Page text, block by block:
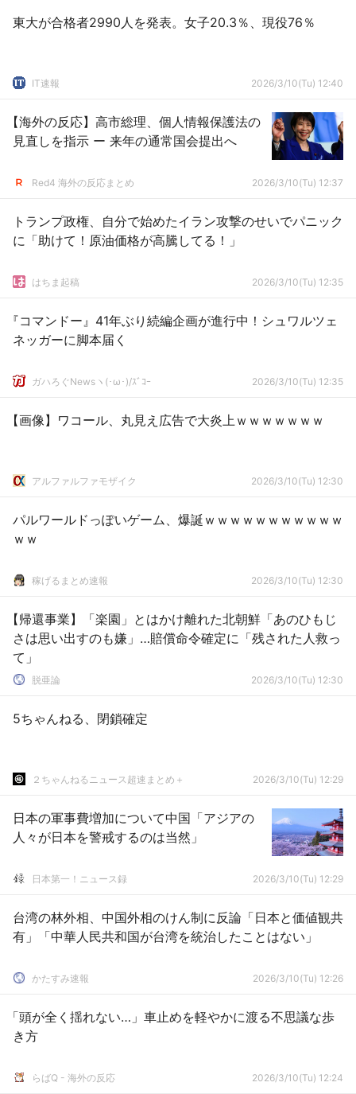
東大が合格者2990人を発表。女子20.3％、現役76％
IT速報 2026/3/10(Tu) 12:40
【海外の反応】高市総理、個人情報保護法の
見直しを指示 ー 来年の通常国会提出へ
Red4 海外の反応まとめ 2026/3/10(Tu) 12:37
トランプ政権、自分で始めたイラン攻撃のせいでパニック
に「助けて！原油価格が高騰してる！」
はちま起稿 2026/3/10(Tu) 12:35
『コマンドー』41年ぶり続編企画が進行中！シュワルツェ
ネッガーに脚本届く
ガハろぐNewsヽ(･ω･)/ｽﾞｺｰ 2026/3/10(Tu) 12:35
【画像】ワコール、丸見え広告で大炎上ｗｗｗｗｗｗｗ
アルファルファモザイク 2026/3/10(Tu) 12:30
パルワールドっぽいゲーム、爆誕ｗｗｗｗｗｗｗｗｗｗｗ
ｗｗ
稼げるまとめ速報 2026/3/10(Tu) 12:30
【帰還事業】「楽園」とはかけ離れた北朝鮮「あのひもじ
さは思い出すのも嫌」…賠償命令確定に「残された人救っ
て」
脱亜論 2026/3/10(Tu) 12:30
5ちゃんねる、閉鎖確定
２ちゃんねるニュース超速まとめ＋ 2026/3/10(Tu) 12:29
日本の軍事費増加について中国「アジアの
人々が日本を警戒するのは当然」
日本第一！ニュース録 2026/3/10(Tu) 12:29
台湾の林外相、中国外相のけん制に反論「日本と価値観共
有」「中華人民共和国が台湾を統治したことはない」
かたすみ速報 2026/3/10(Tu) 12:26
「頭が全く揺れない…」車止めを軽やかに渡る不思議な歩
き方
らばQ - 海外の反応 2026/3/10(Tu) 12:24